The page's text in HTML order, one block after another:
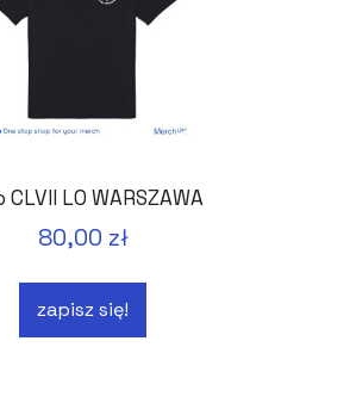
CLVII LO WARSZAWA
80,00 zł
zapisz się!